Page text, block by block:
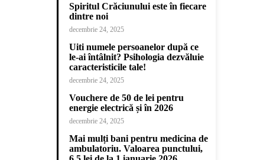
Spiritul Crăciunului este în fiecare
dintre noi
decembrie 24, 2025
Uiti numele persoanelor după ce
le-ai întâlnit? Psihologia dezvăluie
caracteristicile tale!
decembrie 24, 2025
Vouchere de 50 de lei pentru
energie electrică și în 2026
decembrie 24, 2025
Mai mulți bani pentru medicina de
ambulatoriu. Valoarea punctului,